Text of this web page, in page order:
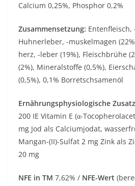
Calcium 0,25%, Phosphor 0,2%
Zusammensetzung: Entenfleisch,
Huhnerleber, -muskelmagen
herz, -leber (19%), Fleischbrühe
(2%), Mineralstoffe (0,5%),
(0,5%), 0,1% Borretschsamenöl
Ernährungsphysiologische
200 IE Vitamin E (α-
mg Jod als Calciumjodat,
Mangan-(II)-Sulfat 2 mg Zink als
20 mg
NFE in TM 7,62% / NFE-Wert